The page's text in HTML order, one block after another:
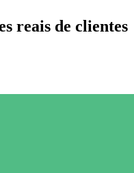
reais de clientes